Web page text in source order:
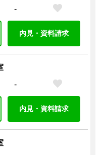
電子レンジ
ント
-
内見・資料請求
-
内見・資料請求